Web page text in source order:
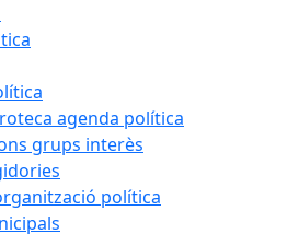
agenda política
grups interès
política